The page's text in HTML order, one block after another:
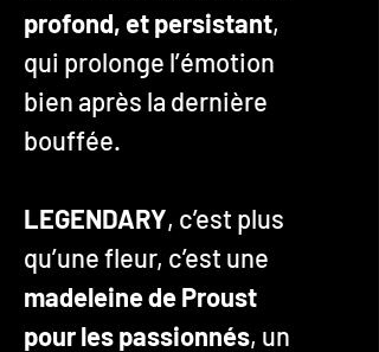
profond, et persistant,
qui prolonge l’émotion
bien après la dernière
bouffée.
LEGENDARY, c’est plus
qu’une fleur, c’est une
madeleine de Proust
pour les passionnés, un